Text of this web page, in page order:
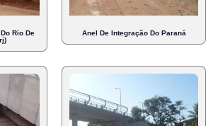
Rio De
Anel De Integração Do Paraná